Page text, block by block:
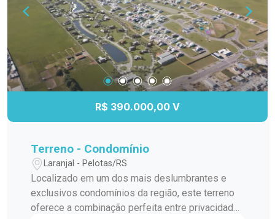
R$ 390.000,00 V
Terreno - Condomínio
Laranjal - Pelotas/RS
Localizado em um dos mais deslumbrantes e
exclusivos condomínios da região, este terreno
oferece a combinação perfeita entre privacidade,